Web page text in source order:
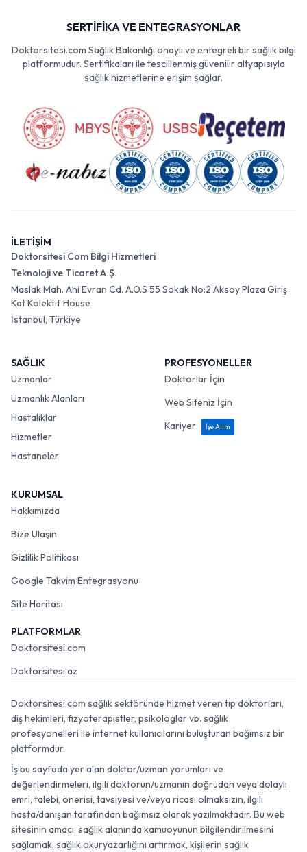
SERTİFİKA VE ENTEGRASYONLAR
Doktorsitesi.com Sağlık Bakanlığı onaylı ve entegreli bir sağlık bilgi
platformudur. Sertifikaları ile tescillenmiş güvenilir altyapısıyla
sağlık hizmetlerine erişim sağlar.
İLETİŞİM
Doktorsitesi Com Bilgi Hizmetleri
Teknoloji ve Ticaret A.Ş.
Maslak Mah. Ahi Evran Cd. A.O.S 55 Sokak No:2 Aksoy Plaza Giriş
Kat Kolektif House
İstanbul, Türkiye
SAĞLIK
Uzmanlar
Uzmanlık Alanları
Hastalıklar
Hizmetler
Hastaneler
PROFESYONELLER
Doktorlar İçin
Web Siteniz İçin
Kariyer
İşe Alım
KURUMSAL
Hakkımızda
Bize Ulaşın
Gizlilik Politikası
Google Takvim Entegrasyonu
Site Haritası
PLATFORMLAR
Doktorsitesi.com
Doktorsitesi.az
Doktorsitesi.com sağlık sektöründe hizmet veren tıp doktorları,
diş hekimleri, fizyoterapistler, psikologlar vb. sağlık
profesyonelleri ile internet kullanıcılarını buluşturan bağımsız bir
platformdur.
İş bu sayfada yer alan doktor/uzman yorumları ve
değerlendirmeleri, ilgili doktorun/uzmanın doğrudan veya dolaylı
emri, talebi, önerisi, tavsiyesi ve/veya ricası olmaksızın, ilgili
hasta/danışan tarafından bağımsız olarak yazılmaktadır. Bu web
sitesinin amacı, sağlık alanında kamuoyunun bilgilendirilmesini
sağlamak, sağlık okuryazarlığını artırmak, kişilerin sağlık